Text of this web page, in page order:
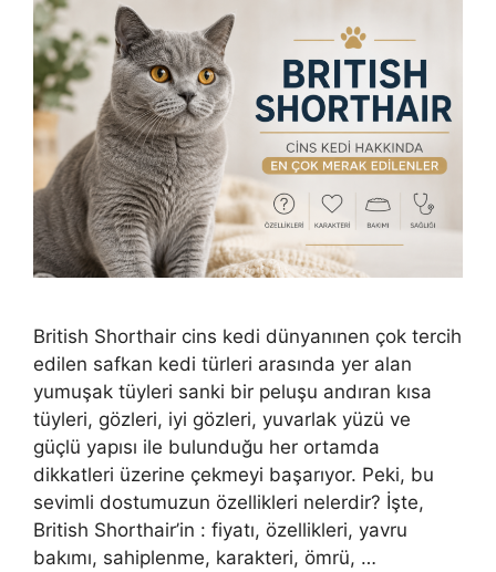
British Shorthair cins kedi dünyanınen çok tercih
edilen safkan kedi türleri arasında yer alan
yumuşak tüyleri sanki bir peluşu andıran kısa
tüyleri, gözleri, iyi gözleri, yuvarlak yüzü ve
güçlü yapısı ile bulunduğu her ortamda
dikkatleri üzerine çekmeyi başarıyor. Peki, bu
sevimli dostumuzun özellikleri nelerdir? İşte,
British Shorthair’in : fiyatı, özellikleri, yavru
bakımı, sahiplenme, karakteri, ömrü, …